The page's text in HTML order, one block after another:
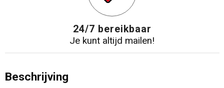
24/7 bereikbaar
Je kunt altijd mailen!
Beschrijving